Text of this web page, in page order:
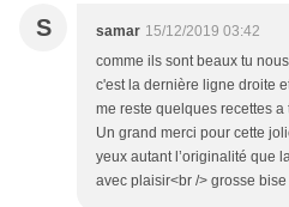
S samar 15/12/2019 03:42
comme ils sont beaux tu
c'est la dernière ligne droite
me reste quelques recettes
Un grand merci pour cette
yeux autant l’originalité que
avec plaisir<br /> grosse bise